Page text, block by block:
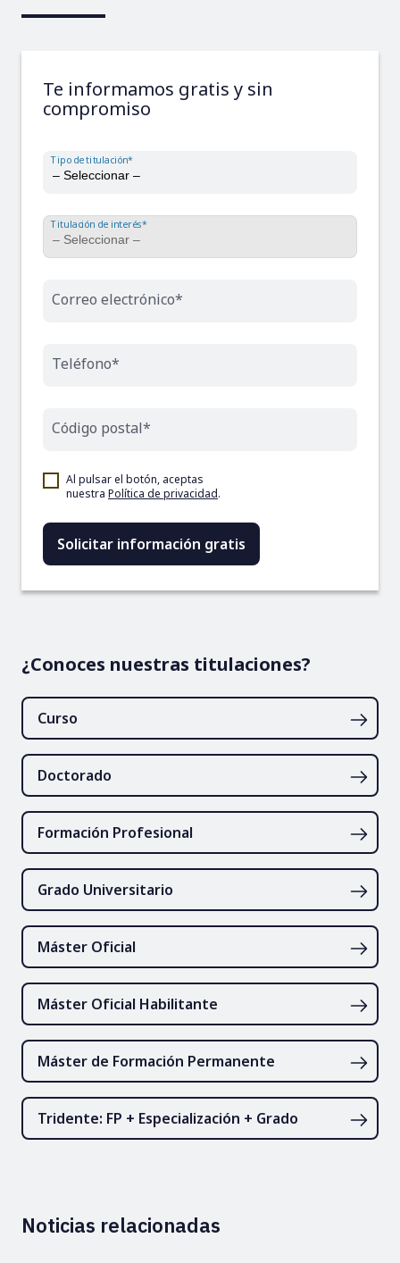
Te informamos gratis y sin
compromiso
Tipo de titulación*
Titulación de interés*
Correo electrónico*
Teléfono*
Código postal*
Al pulsar el botón, aceptas
nuestra Política de privacidad.
¿Conoces nuestras titulaciones?
Curso
Doctorado
Formación Profesional
Grado Universitario
Máster Oficial
Máster Oficial Habilitante
Máster de Formación Permanente
Tridente: FP + Especialización + Grado
Noticias relacionadas